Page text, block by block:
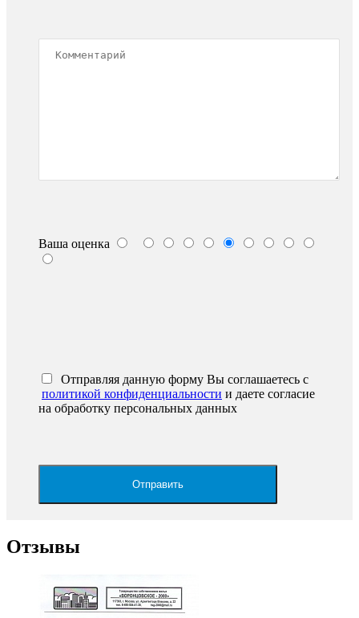
Ваша оценка
Отправляя данную форму Вы соглашаетесь с
политикой конфиденциальности и даете согласие
на обработку персональных данных
Отзывы